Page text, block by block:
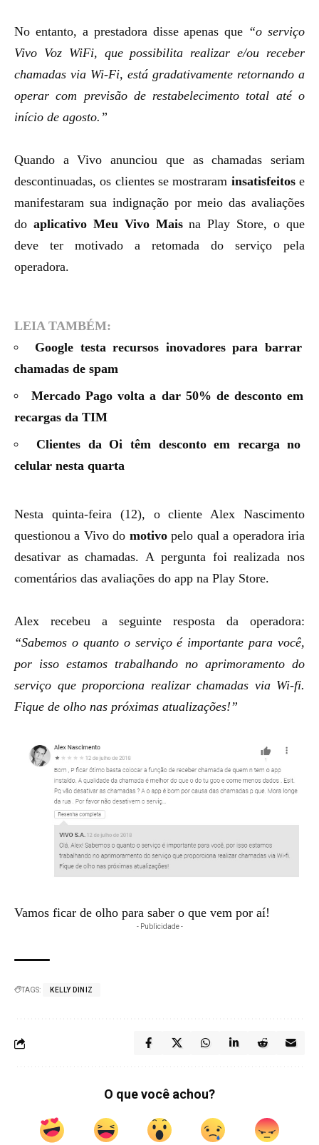
No entanto, a prestadora disse apenas que “o serviço
Vivo Voz WiFi, que possibilita realizar e/ou receber
chamadas via Wi-Fi, está gradativamente retornando a
operar com previsão de restabelecimento total até o
início de agosto.”
Quando a Vivo anunciou que as chamadas seriam
descontinuadas, os clientes se mostraram insatisfeitose
manifestaram sua indignação por meio das avaliações
do aplicativo Meu Vivo Maisna Play Store, o que
deve ter motivado a retomada do serviço pela
operadora.
LEIA TAMBÉM:
Google testa recursos inovadores para barrar
chamadas de spam
Mercado Pago volta a dar 50% de desconto em
recargas da TIM
Clientes da Oi têm desconto em recarga no
celular nesta quarta
Nesta quinta-feira (12), o cliente Alex Nascimento
questionou a Vivo do motivopelo qual a operadora iria
desativar as chamadas. A pergunta foi realizada nos
comentários das avaliações do app na Play Store.
Alex recebeu a seguinte resposta da operadora:
“Sabemos o quanto o serviço é importante para você,
por isso estamos trabalhando no aprimoramento do
serviço que proporciona realizar chamadas via Wi-fi.
Fique de olho nas próximas atualizações!”
Vamos ficar de olho para saber o que vem por aí!
- Publicidade -
TAGS: KELLY DINIZ
O que você achou?